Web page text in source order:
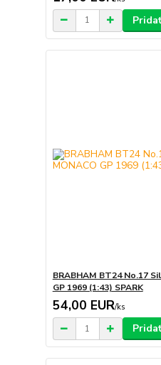
BRABHAM BT24 No.17
GP 1969 (1:43) SPARK
54,00 EUR/ks